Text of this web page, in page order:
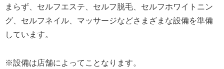
まらず、セルフエステ、セルフ脱毛、セルフホワイトニン
グ、セルフネイル、マッサージなどさまざまな設備を準備
しています。
※設備は店舗によってことなります。